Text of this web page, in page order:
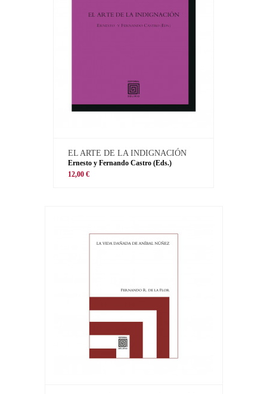
EL ARTE DE LA INDIGNACIÓN
Ernesto y Fernando Castro (Eds.)
12,00 €